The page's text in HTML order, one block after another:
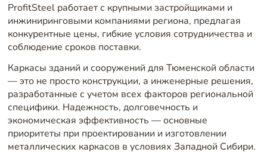
ProfitSteel работает с крупными застройщиками и
инжиниринговыми компаниями региона, предлагая
конкурентные цены, гибкие условия сотрудничества и
соблюдение сроков поставки.
Каркасы зданий и сооружений для Тюменской области
— это не просто конструкции, а инженерные решения,
разработанные с учетом всех факторов региональной
специфики. Надежность, долговечность и
экономическая эффективность — основные
приоритеты при проектировании и изготовлении
металлических каркасов в условиях Западной Сибири.